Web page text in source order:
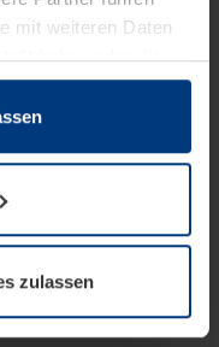
mit weiteren Daten
haben oder die
gesammelt
unbedingt
Typen benötigen
Sie jederzeit
ändern oder
zulassen